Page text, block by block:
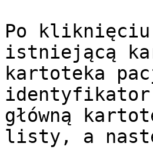
Po kliknięciu
istniejącą
kartoteka
identyfikator
główną
listy, a